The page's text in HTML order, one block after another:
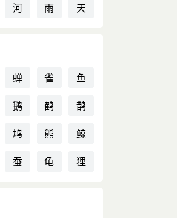
河 雨 天
蝉 雀
鱼
鹅 鹤
鹊
鸠 熊
鲸
蚕 龟 狸